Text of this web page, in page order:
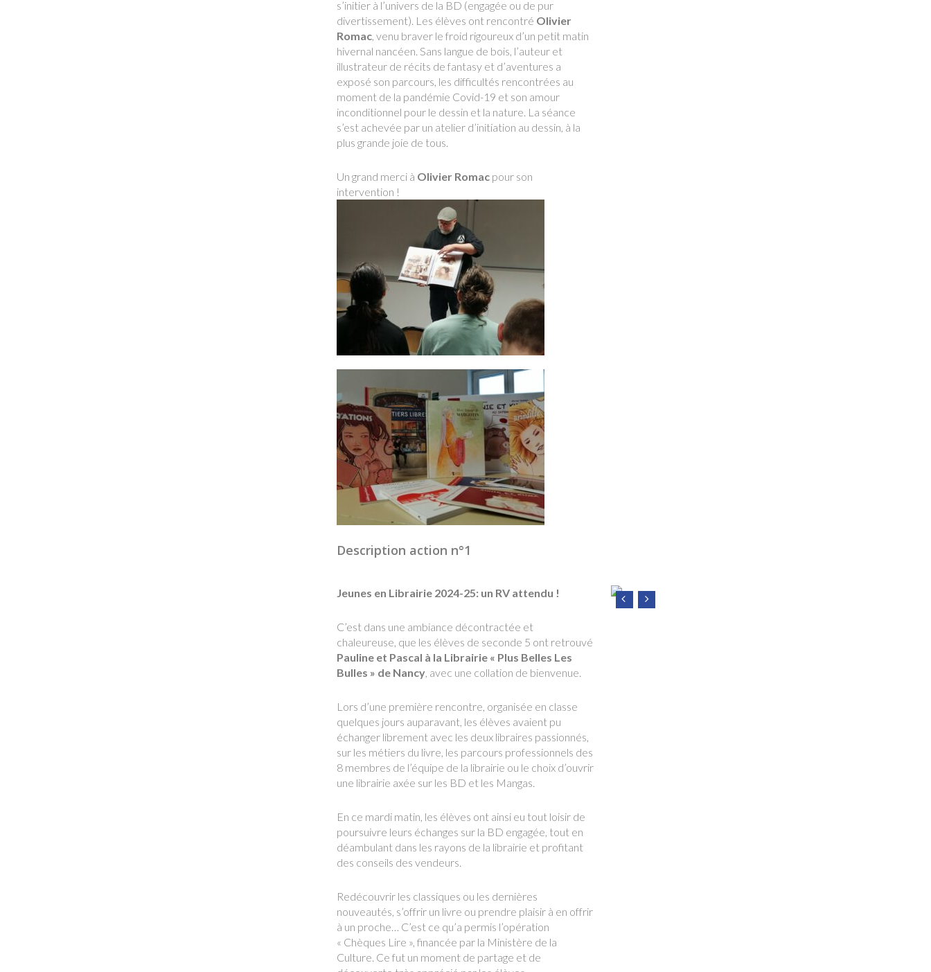
s’initier à l’univers de la BD (engagée ou de pur
divertissement). Les élèves ont rencontré Olivier
Romac, venu braver le froid rigoureux d’un petit matin
hivernal nancéen. Sans langue de bois, l’auteur et
illustrateur de récits de fantasy et d’aventures a
exposé son parcours, les difficultés rencontrées au
moment de la pandémie Covid-19 et son amour
inconditionnel pour le dessin et la nature. La séance
s’est achevée par un atelier d’initiation au dessin, à la
plus grande joie de tous.
Un grand merci à Olivier Romacpour son
intervention !
Description action n°1
Jeunes en Librairie 2024-25: un RV attendu !
C’est dans une ambiance décontractée et
chaleureuse, que les élèves de seconde 5 ont retrouvé
Pauline et Pascal à la Librairie « Plus Belles Les
Bulles » de Nancy, avec une collation de bienvenue.
Lors d’une première rencontre, organisée en classe
quelques jours auparavant, les élèves avaient pu
échanger librement avec les deux libraires passionnés,
sur les métiers du livre, les parcours professionnels des
8 membres de l’équipe de la librairie ou le choix d’ouvrir
une librairie axée sur les BD et les Mangas.
En ce mardi matin, les élèves ont ainsi eu tout loisir de
poursuivre leurs échanges sur la BD engagée, tout en
déambulant dans les rayons de la librairie et profitant
des conseils des vendeurs.
Redécouvrir les classiques ou les dernières
nouveautés, s’offrir un livre ou prendre plaisir à en offrir
à un proche… C’est ce qu’a permis l’opération
« Chèques Lire », financée par la Ministère de la
Culture. Ce fut un moment de partage et de